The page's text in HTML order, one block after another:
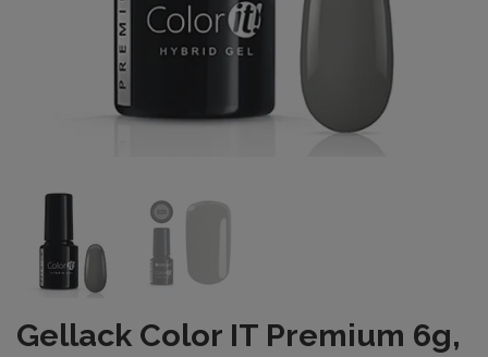
Gellack Color IT Premium 6g,